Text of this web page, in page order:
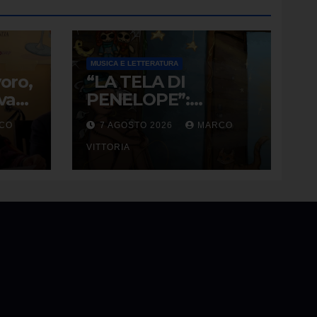
MUSICA E LETTERATURA
“LA TELA DI
PENELOPE”:
RANDOLPH CARTER
E LA ROTTURA CHE
DIVENTA LIBERTÀ
7 AGOSTO 2026 MARCO
VITTORIA